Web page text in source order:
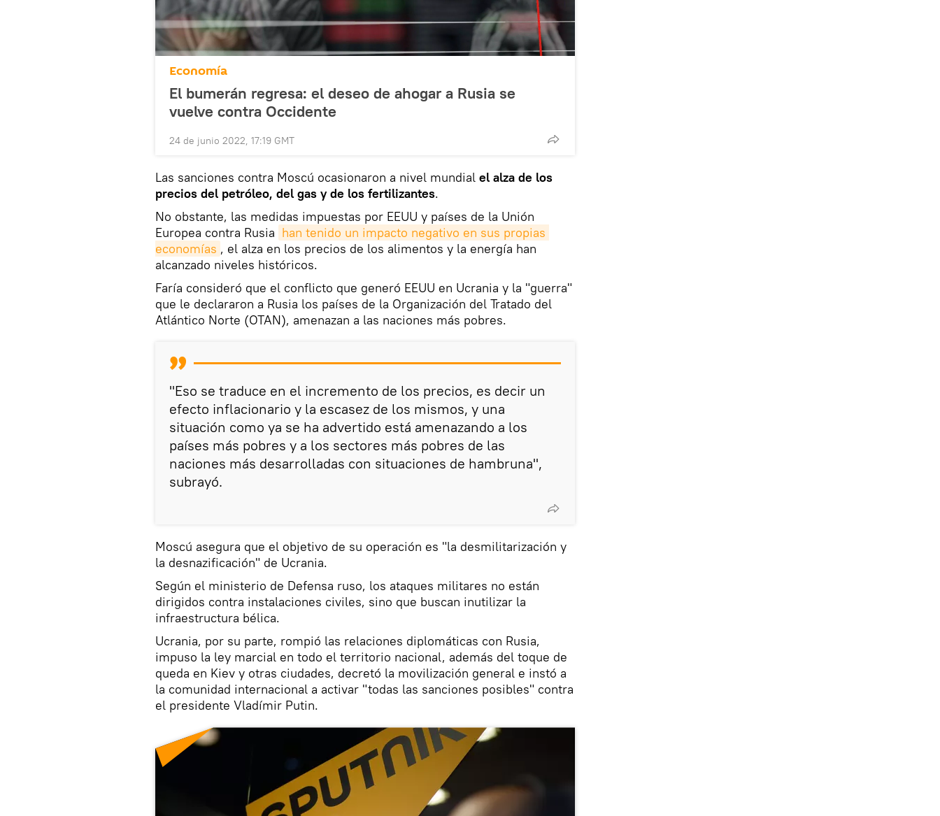
Economía
El bumerán regresa: el deseo de ahogar a Rusia se
vuelve contra Occidente
24 de junio 2022, 17:19 GMT
Las sanciones contra Moscú ocasionaron a nivel mundial el alza de los
precios del petróleo, del gas y de los fertilizantes.
No obstante, las medidas impuestas por EEUU y países de la Unión
Europea contra Rusia han tenido un impacto negativo en sus propias
economías , el alza en los precios de los alimentos y la energía han
alcanzado niveles históricos.
Faría consideró que el conflicto que generó EEUU en Ucrania y la "guerra"
que le declararon a Rusia los países de la Organización del Tratado del
Atlántico Norte (OTAN), amenazan a las naciones más pobres.
"Eso se traduce en el incremento de los precios, es decir un
efecto inflacionario y la escasez de los mismos, y una
situación como ya se ha advertido está amenazando a los
países más pobres y a los sectores más pobres de las
naciones más desarrolladas con situaciones de hambruna",
subrayó.
Moscú asegura que el objetivo de su operación es "la desmilitarización y
la desnazificación" de Ucrania.
Según el ministerio de Defensa ruso, los ataques militares no están
dirigidos contra instalaciones civiles, sino que buscan inutilizar la
infraestructura bélica.
Ucrania, por su parte, rompió las relaciones diplomáticas con Rusia,
impuso la ley marcial en todo el territorio nacional, además del toque de
queda en Kiev y otras ciudades, decretó la movilización general e instó a
la comunidad internacional a activar "todas las sanciones posibles" contra
el presidente Vladímir Putin.